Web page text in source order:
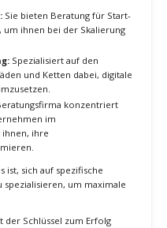
es MyBusiness Consult, sich
und
anzubieten.
Kunden und erleichtert
es, höhere Honorare
Mehrwert erkennen.
Sie bieten Beratung für Start-
um ihnen bei der Skalierung